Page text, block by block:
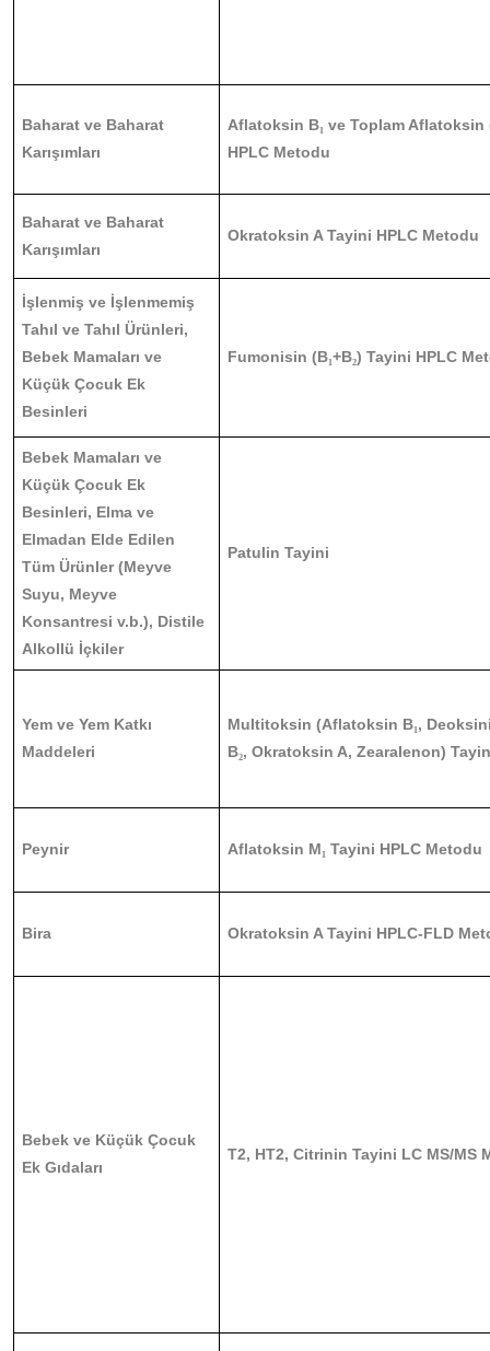
Baharat ve Baharat
Karışımları
Aflatoksin B₁ ve Toplam Aflatoksin
HPLC Metodu
Baharat ve Baharat
Karışımları
Okratoksin A Tayini HPLC Metodu
İşlenmiş ve İşlenmemiş
Tahıl ve Tahıl Ürünleri,
Bebek Mamaları ve
Küçük Çocuk Ek
Besinleri
Fumonisin (B₁+B₂) Tayini HPLC
Bebek Mamaları ve
Küçük Çocuk Ek
Besinleri, Elma ve
Elmadan Elde Edilen
Tüm Ürünler (Meyve
Suyu, Meyve
Konsantresi v.b.), Distile
Alkollü İçkiler
Patulin Tayini
Yem ve Yem Katkı
Maddeleri
Multitoksin (Aflatoksin B₁,
B₂, Okratoksin A, Zearalenon)
Peynir Aflatoksin M₁ Tayini HPLC Metodu
Bira Okratoksin A Tayini HPLC-FLD
Bebek ve Küçük Çocuk
Ek Gıdaları
T2, HT2, Citrinin Tayini LC MS/MS